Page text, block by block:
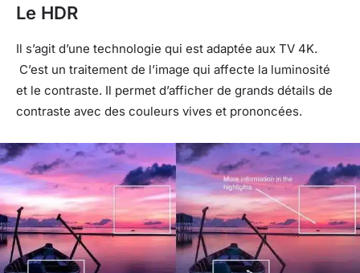
Le HDR
Il s’agit d’une technologie qui est adaptée aux TV 4K.
C’est un traitement de l’image qui affecte la luminosité
et le contraste. Il permet d’afficher de grands détails de
contraste avec des couleurs vives et prononcées.